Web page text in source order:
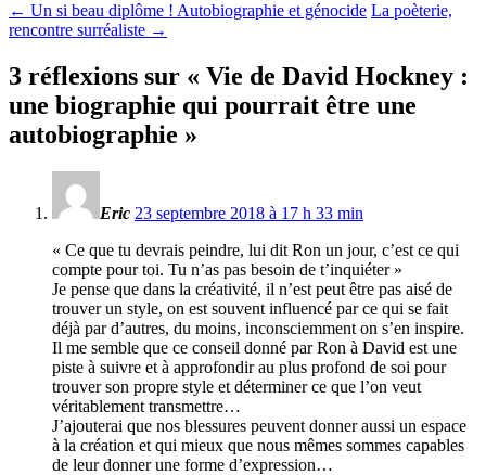
← Un si beau diplôme ! Autobiographie et génocide La poèterie,
rencontre surréaliste →
3 réflexions sur « Vie de David Hockney :
une biographie qui pourrait être une
autobiographie »
Eric 23 septembre 2018 à 17 h 33 min
« Ce que tu devrais peindre, lui dit Ron un jour, c’est ce qui
compte pour toi. Tu n’as pas besoin de t’inquiéter »
Je pense que dans la créativité, il n’est peut être pas aisé de
trouver un style, on est souvent influencé par ce qui se fait
déjà par d’autres, du moins, inconsciemment on s’en inspire.
Il me semble que ce conseil donné par Ron à David est une
piste à suivre et à approfondir au plus profond de soi pour
trouver son propre style et déterminer ce que l’on veut
véritablement transmettre…
J’ajouterai que nos blessures peuvent donner aussi un espace
à la création et qui mieux que nous mêmes sommes capables
de leur donner une forme d’expression…